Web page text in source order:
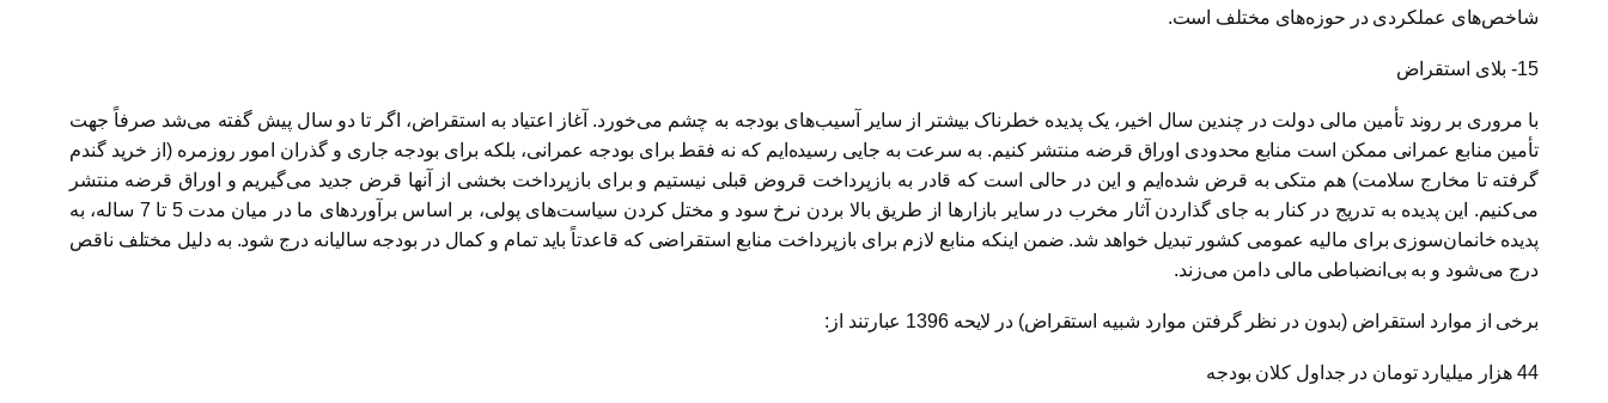
شاخص‌های عملکردی در حوزه‌های مختلف است.
15- بلای استقراض
با مروری بر روند تأمین مالی دولت در چندین سال اخیر، یک پدیده خطرناک بیشتر از سایر آسیب‌های بودجه به چشم می‌خورد. آغاز اعتیاد به استقراض، اگر تا دو سال پیش گفته می‌شد صرفاً جهت
تأمین منابع عمرانی ممکن است منابع محدودی اوراق قرضه منتشر کنیم. به سرعت به جایی رسیده‌ایم که نه فقط برای بودجه عمرانی، بلکه برای بودجه جاری و گذران امور روزمره (از خرید گندم
گرفته تا مخارج سلامت) هم متکی به قرض شده‌ایم و این در حالی است که قادر به بازپرداخت قروض قبلی نیستیم و برای بازپرداخت بخشی از آنها قرض جدید می‌گیریم و اوراق قرضه منتشر
می‌کنیم. این پدیده به تدریج در کنار به جای گذاردن آثار مخرب در سایر بازارها از طریق بالا بردن نرخ سود و مختل کردن سیاست‌های پولی، بر اساس برآوردهای ما در میان مدت 5 تا 7 ساله، به
پدیده خانمان‌سوزی برای مالیه عمومی کشور تبدیل خواهد شد. ضمن اینکه منابع لازم برای بازپرداخت منابع استقراضی که قاعدتاً باید تمام و کمال در بودجه سالیانه درج شود. به دلیل مختلف ناقص
درج می‌شود و به بی‌انضباطی مالی دامن می‌زند.
برخی از موارد استقراض (بدون در نظر گرفتن موارد شبیه استقراض) در لایحه 1396 عبارتند از:
44 هزار میلیارد تومان در جداول کلان بودجه